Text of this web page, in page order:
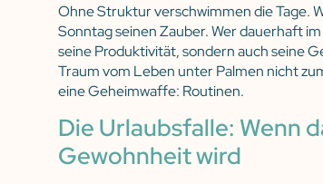
Ohne Struktur verschwimmen die Tage.
Sonntag seinen Zauber. Wer dauerhaft
seine Produktivität, sondern auch seine
Traum vom Leben unter Palmen nicht
eine Geheimwaffe: Routinen.
Die Urlaubsfalle: Wenn
Gewohnheit wird